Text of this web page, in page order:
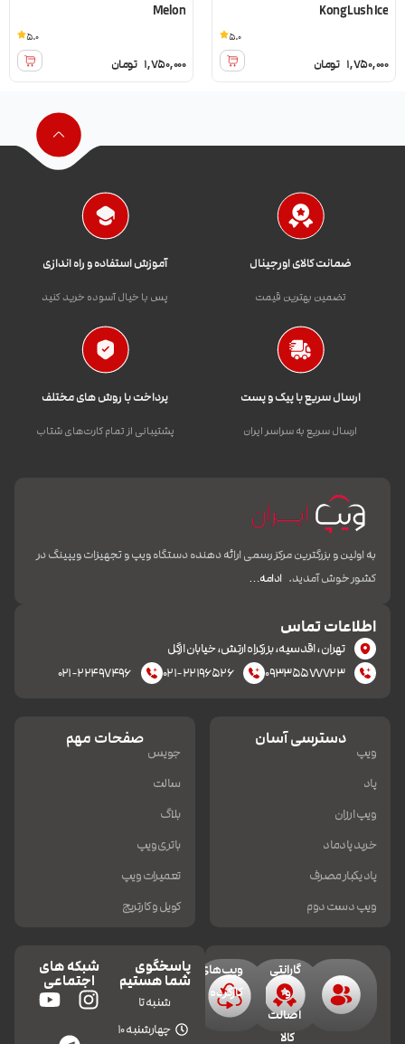
Kong Lush Ice
1,750,000 تومان
5.0
Melon
1,750,000 تومان
5.0
ضمانت کالای اورجینال
تضمین بهترین قیمت
آموزش استفاده و راه اندازی
پس با خیال آسوده خرید کنید
ارسال سریع با پیک و پست
ارسال سریع به سراسر ایران
پرداخت با روش های مختلف
پشتیبانی از تمام کارت‌های شتاب
به اولین و بزرگترین مرکز رسمی ارائه دهنده دستگاه ویپ و تجهیزات ویپینگ در
کشور خوش آمدید. ادامه…
اطلاعات تماس
تهران، اقدسیه، بزرکراه ارتش، خیابان ازگل
۰۹۳۳۵۵۷۷۷۲۳
۰۲۱-۲۲۱۹۶۵۲۶ ۰۲۱-۲۲۴۹۷۴۹۶
دسترسی آسان
ویپ
پاد
ویپ ارزان
خرید پادماد
پاد یکبار مصرف
ویپ دست دوم
صفحات مهم
جویس
سالت
بلاگ
باتری ویپ
تعمیرات ویپ
کویل و کارتریج
گارانتی
و
اصالت
کالا
ویپ‌های
کارکرده
پاسخگوی
شما هستیم
شنبه تا
چهارشنبه 10
شبکه های
اجتماعی